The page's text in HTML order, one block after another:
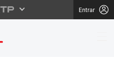
Entrar
em